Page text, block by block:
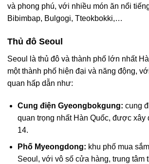
và phong phú, với nhiều món ăn nổi
Bibimbap, Bulgogi, Tteokbokki,…
Thủ đô Seoul
Seoul là thủ đô và thành phố lớn nhất
một thành phố hiện đại và năng động,
quan hấp dẫn như:
Cung điện Gyeongbokgung: cung
quan trọng nhất Hàn Quốc, được xây
14.
Phố Myeongdong: khu phố mua
Seoul, với vô số cửa hàng, trung tâm